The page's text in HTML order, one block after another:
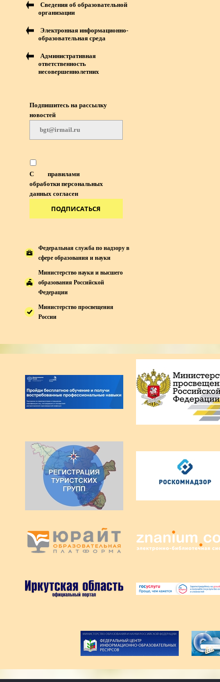
Сведения об образовательной
организации
Электронная информационно-
образовательная среда
Административная
ответственность
несовершеннолетних
Подпишитесь на рассылку
новостей
С
правилами
обработки персональных
данных согласен
ПОДПИСАТЬСЯ
Федеральная служба по надзору в
сфере образования и науки
Министерство науки и высшего
образования Российской
Федерации
Министерство просвещения
России